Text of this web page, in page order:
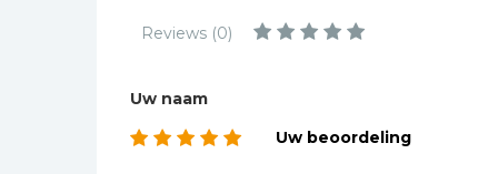
Reviews (0)
Uw naam
Uw beoordeling